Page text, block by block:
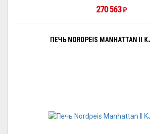
270 563₽
ПЕЧЬ NORDPEIS MANHATTAN II